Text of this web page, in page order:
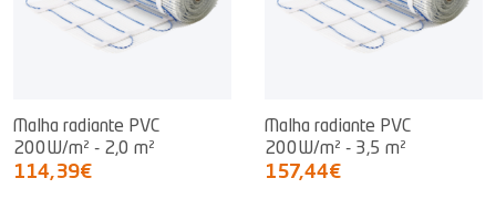
Malha radiante PVC
200W/m² - 2,0 m²
114,39€
Malha radiante PVC
200W/m² - 3,5 m²
157,44€